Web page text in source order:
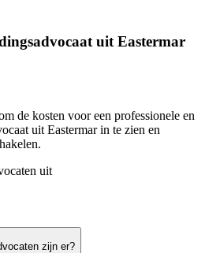
uit Eastermar
de kosten voor een professionele en
uit Eastermar in te zien en
uit
zijn er?